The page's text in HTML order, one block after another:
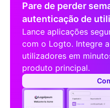
Pare de perder
autenticação de
Lance aplicações
com o Logto. Integre
utilizadores em
produto principal.